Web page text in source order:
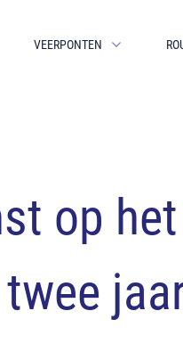
VEERPONTEN
op